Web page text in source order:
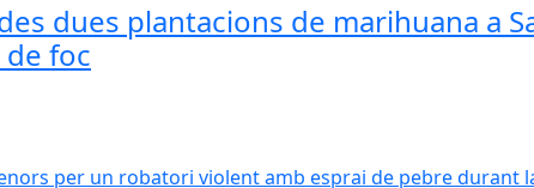
dues plantacions de marihuana a
foc